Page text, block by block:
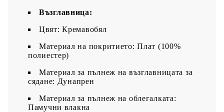
Възглавница:
Цвят: Кремавобял
Материал на покритието: Плат (100%
полиестер)
Материал за пълнеж на възглавницата за
сядане: Дунапрен
Материал за пълнеж на облегалката:
Памучни влакна